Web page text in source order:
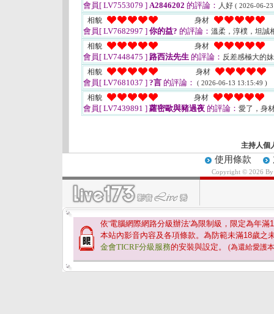
會員[ LV7553079 ] A2846202 的評論： 人好 ( 2026-06-
相貌 身材
會員[ LV7682997 ] 你的益? 的評論： 溫柔，淳樸，坦誠
相貌
身材
會員[ LV7448475 ] 路西法先生 的評論： 反差感極大的
相貌
身材
會員[ LV7681037 ] ?言 的評論： ( 2026-06-13 13:15:49 )
相貌 身材
會員[ LV7439891 ] 蘿密歐與豬過夜 的評論： 愛了，身
主持人個
使用條款
Copyright © 2026
依'電腦網際網路分級辦法'為限制級，限定為年滿
本站內影音內容及各項條款。為防範未滿18歲之
金會TICRF分級服務的安裝與設定。 (為還給愛護